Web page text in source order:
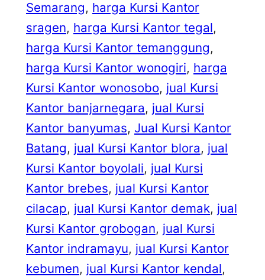
Semarang, harga Kursi Kantor
sragen, harga Kursi Kantor tegal
harga Kursi Kantor temanggung
harga Kursi Kantor wonogiri, harga
Kursi Kantor wonosobo, jual Kursi
Kantor banjarnegara, jual Kursi
Kantor banyumas, Jual Kursi Kantor
Batang, jual Kursi Kantor blora, jual
Kursi Kantor boyolali, jual Kursi
Kantor brebes, jual Kursi Kantor
cilacap, jual Kursi Kantor demak, jual
Kursi Kantor grobogan, jual Kursi
Kantor indramayu, jual Kursi Kantor
kebumen, jual Kursi Kantor kendal